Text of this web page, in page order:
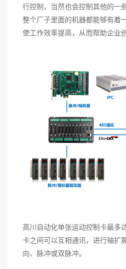
行控制，当然也会控制其他的一
整个厂子里面的机器都能够有着
使工作效率提高，从而帮助企业
高川自动化单张运动控制卡最多
卡之间可以互相通讯，进行轴扩
向、脉冲或双脉冲。